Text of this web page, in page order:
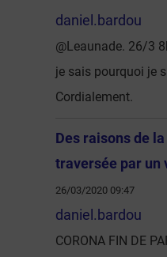
daniel.bardou
@Leaunade. 26/3
je sais pourquoi je
Cordialement.
Des raisons de
traversée par un
26/03/2020 09:47
daniel.bardou
CORONA FIN DE